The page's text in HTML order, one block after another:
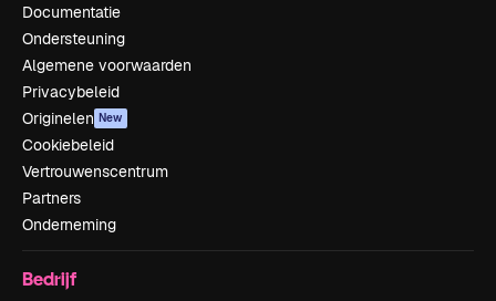
Documentatie
Ondersteuning
Algemene voorwaarden
Privacybeleid
Originelen New
Cookiebeleid
Vertrouwenscentrum
Partners
Onderneming
Bedrijf